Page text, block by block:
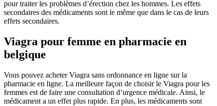
pour traiter les problèmes d’érection chez les hommes. Les effets
secondaires des médicaments sont le même que dans le cas de leurs
effets secondaires.
Viagra pour femme en pharmacie en
belgique
Vous pouvez acheter Viagra sans ordonnance en ligne sur la
pharmacie en ligne. La meilleure façon de choisir le Viagra pour les
femmes est de faire une consultation d’urgence médicale. Ainsi, le
médicament a un effet plus rapide. En plus, les médicaments sont